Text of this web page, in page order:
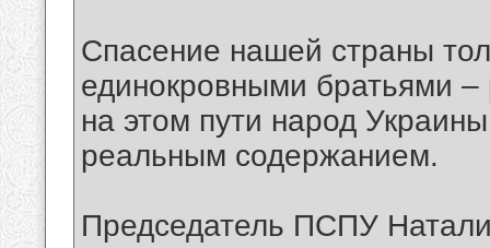
Спасение нашей страны
единокровными братьями
на этом пути народ
реальным содержанием.
Председатель ПСПУ